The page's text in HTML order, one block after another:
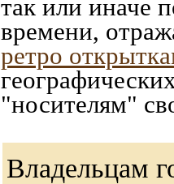
так или иначе
времени,
ретро
"носителям"
Владельцам